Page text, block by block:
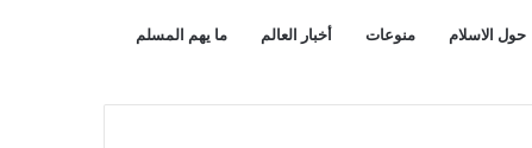
ما يهم المسلم أخبار العالم منوعات حول الاسلام